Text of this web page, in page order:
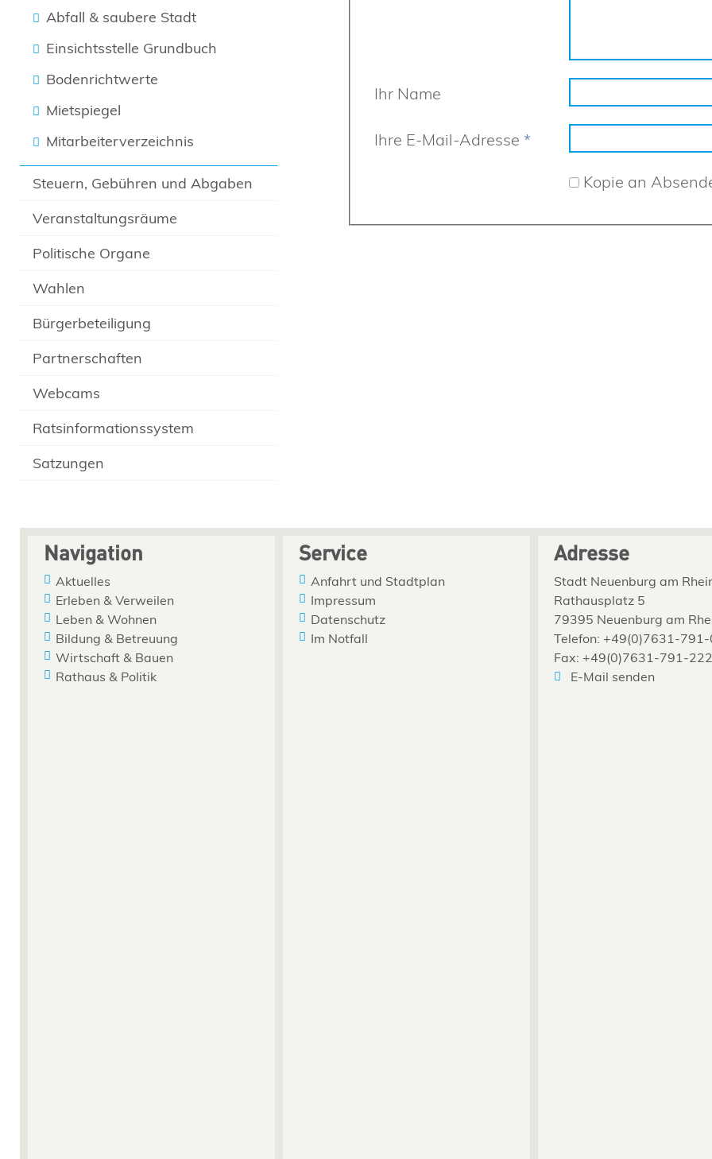
Abfall & saubere Stadt
Einsichtsstelle Grundbuch
Bodenrichtwerte
Mietspiegel
Mitarbeiterverzeichnis
Steuern, Gebühren und Abgaben
Veranstaltungsräume
Politische Organe
Wahlen
Bürgerbeteiligung
Partnerschaften
Webcams
Ratsinformationssystem
Satzungen
Ihr Name
Ihre E-Mail-Adresse *
Kopie an
Navigation
Aktuelles
Erleben & Verweilen
Leben & Wohnen
Bildung & Betreuung
Wirtschaft & Bauen
Rathaus & Politik
Service
Anfahrt und Stadtplan
Impressum
Datenschutz
Im Notfall
Adresse
Stadt Neuenburg am
Rathausplatz 5
79395 Neuenburg am
Telefon: +49(0)7631-
Fax: +49(0)7631-791-222
E-Mail senden